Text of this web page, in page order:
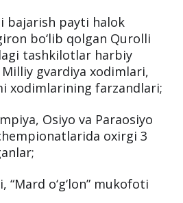
bajarish payti halok
bo‘lib qolgan Qurolli
tashkilotlar harbiy
gvardiya xodimlari,
xodimlarining farzandlari;
Osiyo va Paraosiyo
oxirgi 3
o‘g‘lon” mukofoti